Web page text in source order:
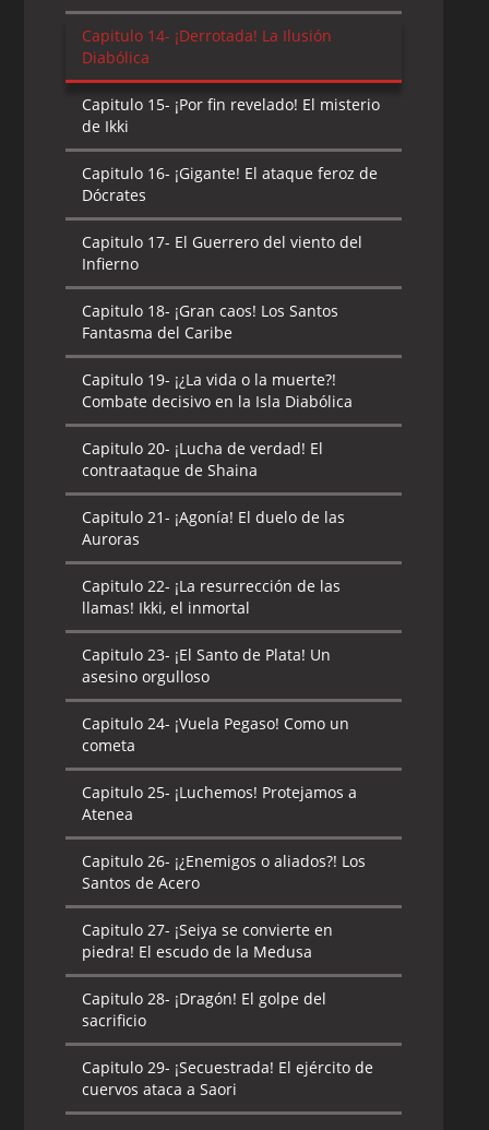
Capitulo 14- ¡Derrotada! La Ilusión
Diabólica
Capitulo 15- ¡Por fin revelado! El misterio
de Ikki
Capitulo 16- ¡Gigante! El ataque feroz de
Dócrates
Capitulo 17- El Guerrero del viento del
Infierno
Capitulo 18- ¡Gran caos! Los Santos
Fantasma del Caribe
Capitulo 19- ¡¿La vida o la muerte?!
Combate decisivo en la Isla Diabólica
Capitulo 20- ¡Lucha de verdad! El
contraataque de Shaina
Capitulo 21- ¡Agonía! El duelo de las
Auroras
Capitulo 22- ¡La resurrección de las
llamas! Ikki, el inmortal
Capitulo 23- ¡El Santo de Plata! Un
asesino orgulloso
Capitulo 24- ¡Vuela Pegaso! Como un
cometa
Capitulo 25- ¡Luchemos! Protejamos a
Atenea
Capitulo 26- ¡¿Enemigos o aliados?! Los
Santos de Acero
Capitulo 27- ¡Seiya se convierte en
piedra! El escudo de la Medusa
Capitulo 28- ¡Dragón! El golpe del
sacrificio
Capitulo 29- ¡Secuestrada! El ejército de
cuervos ataca a Saori